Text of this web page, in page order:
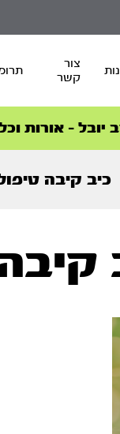
צור
קשר
החודש –
– אורות
הבריאות
החודש –
כיב קיבה